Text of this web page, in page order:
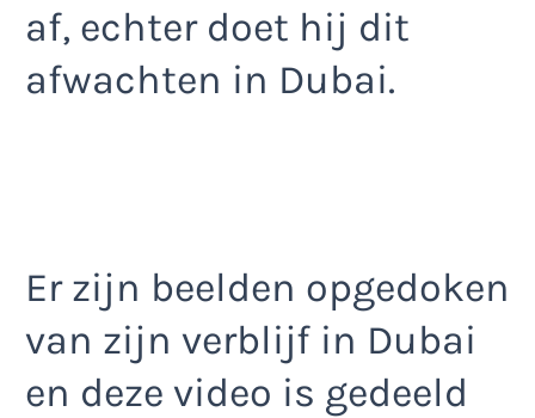
af, echter doet hij dit
afwachten in Dubai.
Er zijn beelden opgedoken
van zijn verblijf in Dubai
en deze video is gedeeld